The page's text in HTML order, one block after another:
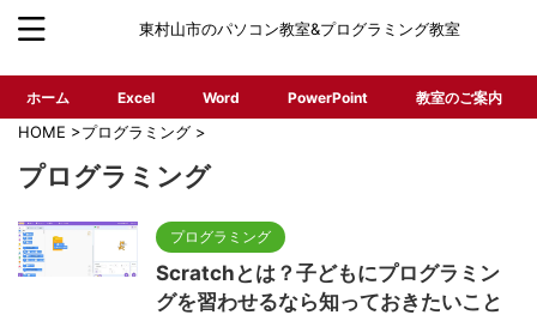
東村山市のパソコン教室&プログラミング教室
ホーム Excel Word PowerPoint 教室のご案内
HOME >プログラミング >
プログラミング
プログラミング
Scratchとは？子どもにプログラミン
グを習わせるなら知っておきたいこと